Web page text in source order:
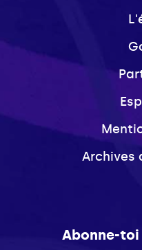
Archives
Abonne-